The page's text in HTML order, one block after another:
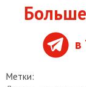
в
Метки: